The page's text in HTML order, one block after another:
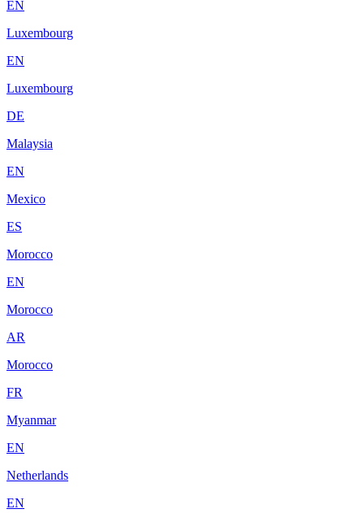
EN
Luxembourg
EN
Luxembourg
DE
Malaysia
EN
Mexico
ES
Morocco
EN
Morocco
AR
Morocco
FR
Myanmar
EN
Netherlands
EN